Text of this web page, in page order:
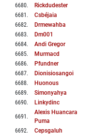
6680. Rickdudester
6681 . Csbéjaia
6682. Drmewahba
6683. Dm001
6684. Andi Gregor
6685. Murmacd
6686. Pfundner
6687. Dionisiosangoi
6688. Huonous
6689. Simonyahya
6690. Linkydinc
6691 .
Alexis Huancara
Puma
6692. Cepsgaluh